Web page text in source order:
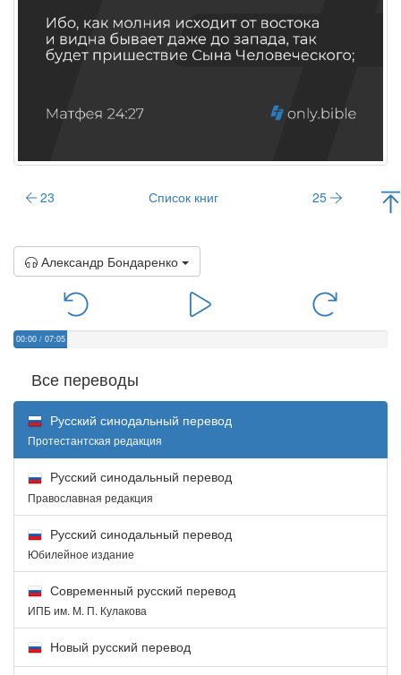
23 Список книг 25
Александр Бондаренко
00:00 / 07:05
Все переводы
Русский синодальный перевод
Протестантская редакция
Русский синодальный перевод
Православная редакция
Русский синодальный перевод
Юбилейное издание
Современный русский перевод
ИПБ им. М. П. Кулакова
Новый русский перевод